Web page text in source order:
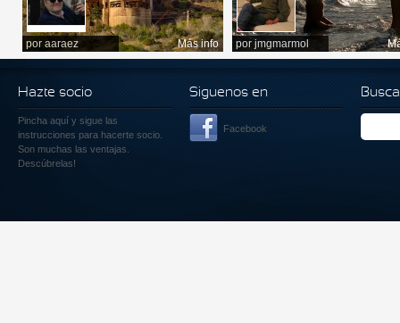
por aaraez Más info por jmgmarmol
Hazte socio
Pincha aquí y sigue las
instrucciones para hacerte socio.
Son muchas las ventajas.
Descúbrelas!
Siguenos en
Facebook